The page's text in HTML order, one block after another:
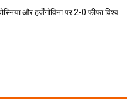
और हर्जेगोविना पर 2-0 फीफा विश्व